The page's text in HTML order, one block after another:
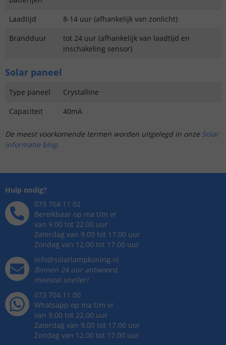
Laadtijd
8-14 uur (afhankelijk van zonlicht)
Brandduur
tot 24 uur (afhankelijk van laadtijd en
inschakeling sensor)
Solar paneel
Type paneel
Crystalline
Capaciteit
40mA
De meest voorkomende termen worden uitgelegd in onze Solar
informatie blog.
Hulp nodig?
073 704 11 02
Bereikbaar op ma t/m vr
van 9.00 tot 22.00 uur
Zaterdag van 9.00 tot 17.00 uur
Zondag van 12.00 tot 17.00 uur
info@solarlampkoning.nl
Binnen 24 uur antwoord,
meestal sneller!
073 704 11 00
Whatsapp op ma t/m vr
van 9.00 tot 22.00 uur
Zaterdag van 9.00 tot 17.00 uur
Zondag van 12.00 tot 17.00 uur